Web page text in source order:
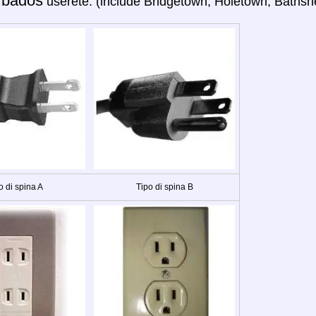
di spina A Tipo di spina B